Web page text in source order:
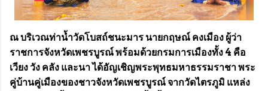
ณ บริเวณท่าน้ำวัดโบสถ์ชนะมาร นายกฤษณ์ คงเมือง ผู้ว่า
ราชการจังหวัดเพชรบูรณ์ พร้อมด้วยกรมการเมืองทั้ง 4 คือ
เวียง วัง คลัง และนา ได้อัญเชิญพระพุทธมหาธรรมราชา พระ
คู่บ้านคู่เมืองของชาวจังหวัดเพชรบูรณ์ จากวัดไตรภูมิ แหล่ง